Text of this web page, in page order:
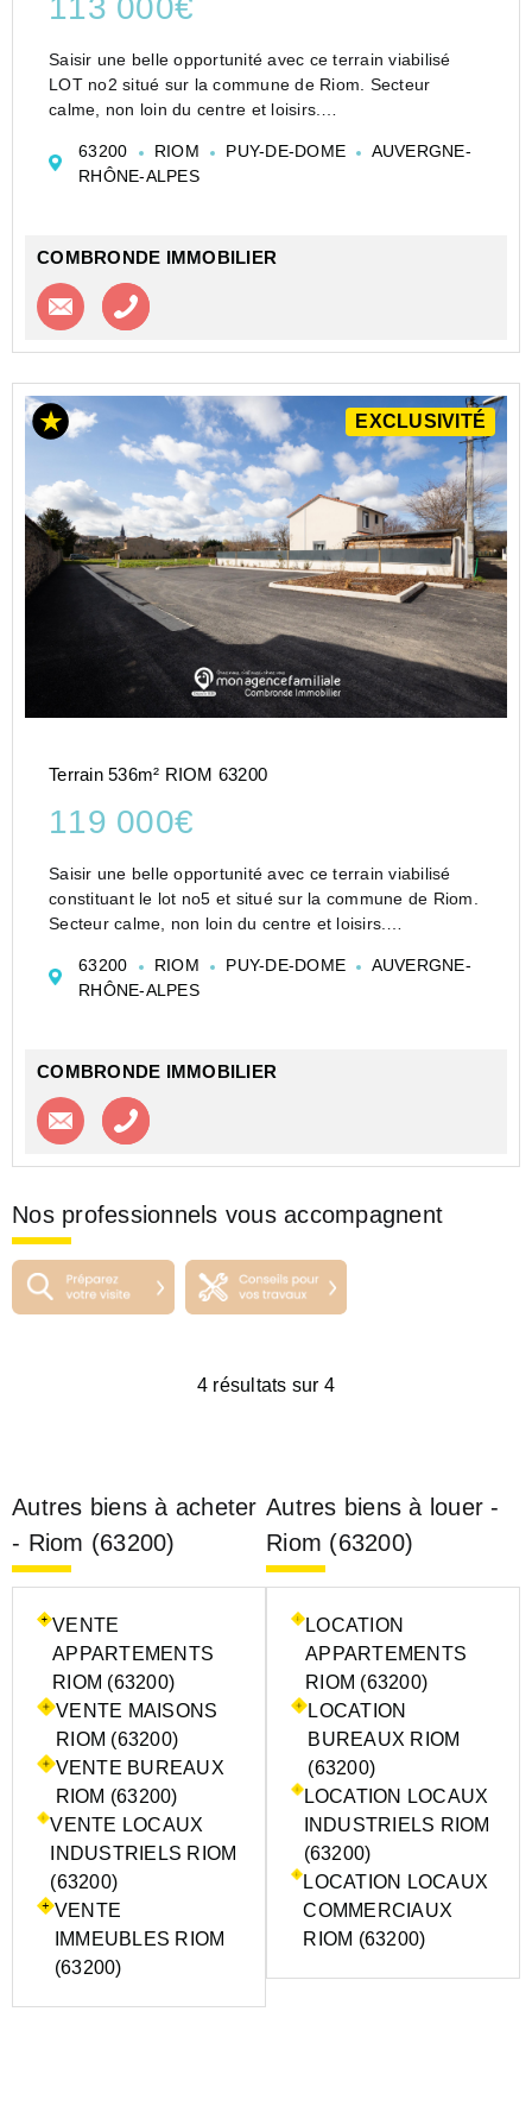
Saisir une belle opportunité avec ce terrain viabilisé
LOT no2 situé sur la commune de Riom. Secteur
calme, non loin du centre et loisirs.
bénéficierez d'une surface de 520m2 dont 300m2 de
surface plancher...
63200 RIOM PUY-DE-DOME
AUVERGNE-
RHÔNE-ALPES
COMBRONDE IMMOBILIER
Contacter l'agence
EXCLUSIVITÉ
Terrain 536m² RIOM 63200
119 000€
Saisir une belle opportunité avec ce terrain viabilisé
constituant le lot no5 et situé sur la commune de Riom.
Secteur calme, non loin du centre et loisirs.
de surface plancher autorisée. Petit lotis...
63200 RIOM PUY-DE-DOME
AUVERGNE-
RHÔNE-ALPES
COMBRONDE IMMOBILIER
Contacter l'agence
Nos professionnels vous accompagnent
4 résultats sur 4
Autres biens à acheter
- Riom (63200)
VENTE
APPARTEMENTS
RIOM (63200)
VENTE MAISONS
RIOM (63200)
VENTE BUREAUX
RIOM (63200)
VENTE LOCAUX
INDUSTRIELS RIOM
(63200)
VENTE
IMMEUBLES RIOM
(63200)
Autres biens à louer -
Riom (63200)
LOCATION
APPARTEMENTS
RIOM (63200)
LOCATION
BUREAUX RIOM
(63200)
LOCATION LOCAUX
INDUSTRIELS RIOM
(63200)
LOCATION LOCAUX
COMMERCIAUX
RIOM (63200)